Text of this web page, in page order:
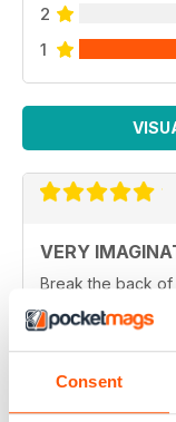
Consent
2
1
VERY
Break the back of